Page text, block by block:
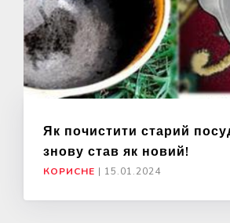
Як почистити старий
знову став як новий!
КОРИСНЕ | 15.01.2024